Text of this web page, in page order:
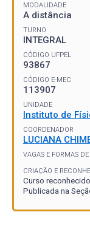
MODALIDADE
A distância
TURNO
INTEGRAL
CÓDIGO UFPEL
93867
CÓDIGO E-MEC
113907
UNIDADE
Instituto de
COORDENADOR
LUCIANA
VAGAS E FORMAS
CRIAÇÃO E
Curso
Publicada na